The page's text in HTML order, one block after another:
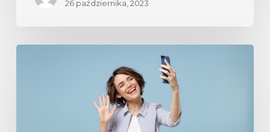
26 października, 2023